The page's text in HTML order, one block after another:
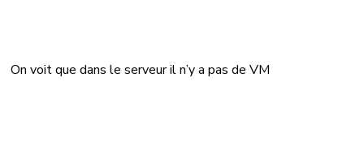
On voit que dans le serveur il n’y a pas de VM